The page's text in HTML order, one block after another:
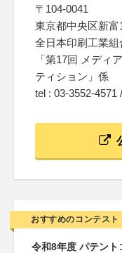
〒104-0041
東京都中央区新
全日本印刷工業組
「第17回 メディ
ティション」係
tel : 03-3552-4571
おすすめのコンテスト
令和8年度 パテン